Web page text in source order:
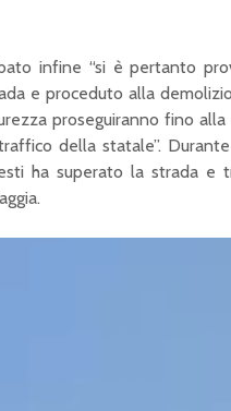
infine “si è pertanto
e proceduto alla
proseguiranno fino
della statale”.
ha superato la strada e